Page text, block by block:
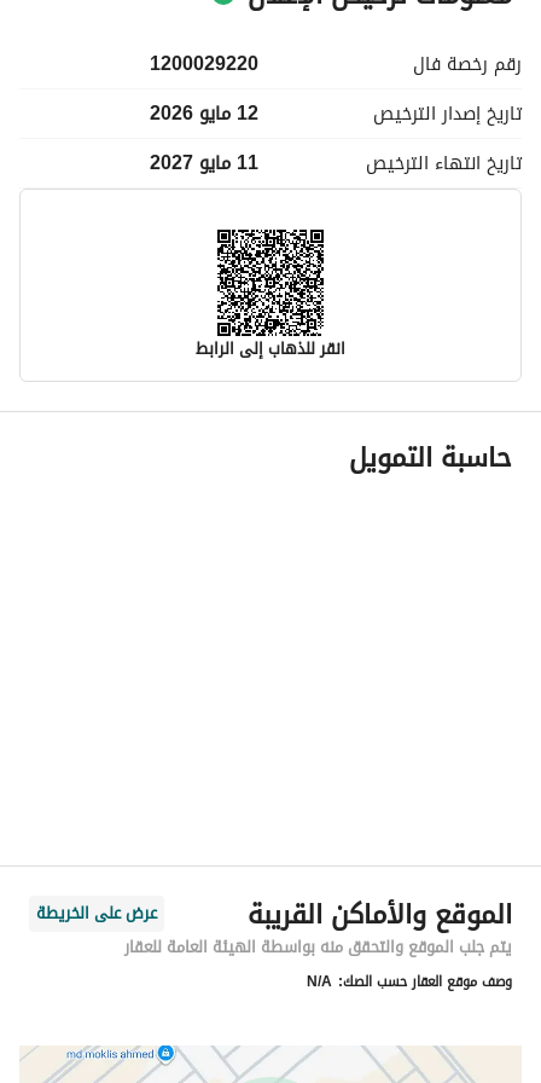
رقم رخصة فال
1200029220
تاريخ إصدار الترخيص
12 مايو 2026
تاريخ انتهاء الترخيص 11 مايو 2027
انقر للذهاب إلى الرابط
معلومات مسؤول الإعلان
اسم المسؤول
رقم المبنى
6601
الرقم الاضافي
خط العرض
24.848156535266774
حاسبة التمويل
الموقع والأماكن القريبة
عرض على الخريطة
يتم جلب الموقع والتحقق منه بواسطة الهيئة العامة للعقار
وصف موقع العقار حسب الصك: N/A